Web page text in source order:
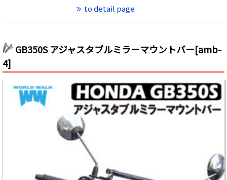
to detail page
GB350S アジャスタブルミラーマウントバー[amb-
4]